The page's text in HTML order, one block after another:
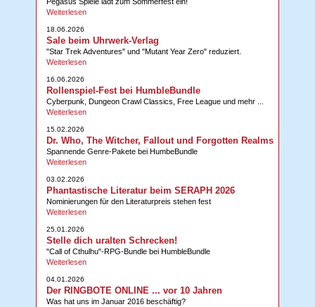
Weiterlesen
18.06.2026
Sale beim Uhrwerk-Verlag
"Star Trek Adventures" und "Mutant Year Zero" reduziert.
Weiterlesen
16.06.2026
Rollenspiel-Fest bei HumbleBundle
Cyberpunk, Dungeon Crawl Classics, Free League und mehr ...
Weiterlesen
15.02.2026
Dr. Who, The Witcher, Fallout und Forgotten Realms
Spannende Genre-Pakete bei HumbeBundle
Weiterlesen
03.02.2026
Phantastische Literatur beim SERAPH 2026
Nominierungen für den Literaturpreis stehen fest
Weiterlesen
25.01.2026
Stelle dich uralten Schrecken!
"Call of Cthulhu"-RPG-Bundle bei HumbleBundle
Weiterlesen
04.01.2026
Der RINGBOTE ONLINE ... vor 10 Jahren
Was hat uns im Januar 2016 beschäftig?